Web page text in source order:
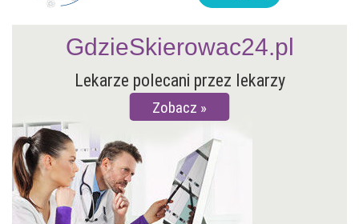
Lekarze polecani przez lekarzy
Zobacz
GdzieSkierowac24.pl